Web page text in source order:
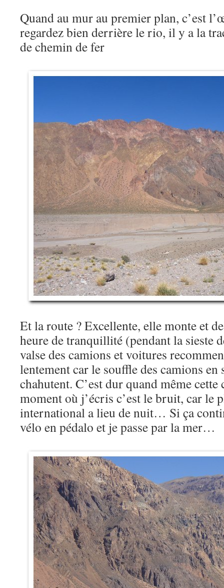
Quand au mur au premier plan, c’est
regardez bien derrière le rio, il y a la
de chemin de fer
Et la route ? Excellente, elle monte et
heure de tranquillité (pendant la sieste
valse des camions et voitures
lentement car le souffle des camions en
chahutent. C’est dur quand même
moment où j’écris c’est le bruit, car le
international a lieu de nuit… Si ça
vélo en pédalo et je passe par la mer…